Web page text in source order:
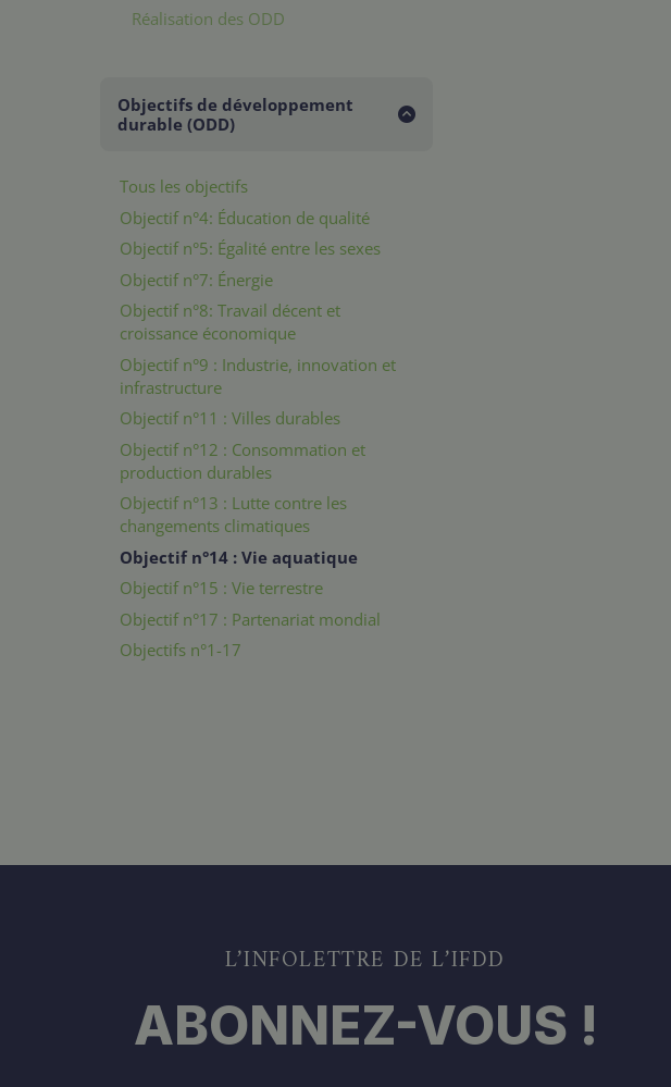
Réalisation des ODD
Objectifs de développement
durable (ODD)
Tous les objectifs
Objectif n°4: Éducation de qualité
Objectif n°5: Égalité entre les sexes
Objectif n°7: Énergie
Objectif n°8: Travail décent et
croissance économique
Objectif n°9 : Industrie, innovation et
infrastructure
Objectif n°11 : Villes durables
Objectif n°12 : Consommation et
production durables
Objectif n°13 : Lutte contre les
changements climatiques
Objectif n°14 : Vie aquatique
Objectif n°15 : Vie terrestre
Objectif n°17 : Partenariat mondial
Objectifs n°1-17
L’INFOLETTRE DE L’IFDD
ABONNEZ-VOUS !